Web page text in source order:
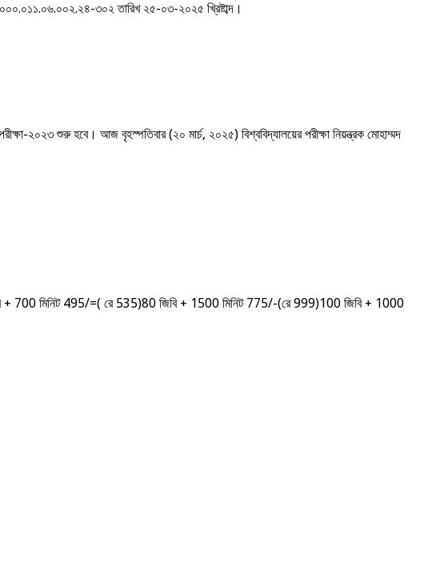
৩০২ তারিখ ২৫-০৩-২০২৫ খ্রিষ্টাব্দ।
২০২৩ শুরু হবে। আজ বৃহস্পতিবার (২০ মার্চ, ২০২৫) বিশ্ববিদ্যালয়ের পরীক্ষা নিয়ন্ত্রক মোহাম্মদ
+ 700 মিনিট 495/=( রে 535)80 জিবি + 1500 মিনিট 775/-(রে 999)100 জিবি + 1000